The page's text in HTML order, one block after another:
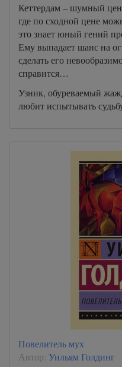
Кеттердам – шумный
где по сходной цене
это знает юный гений
Ему выпадает шанс на
сделать его
справится…
Узник, обуреваемый
любит испытывать
Повелитель мух
Автор: Уильям Голдинг